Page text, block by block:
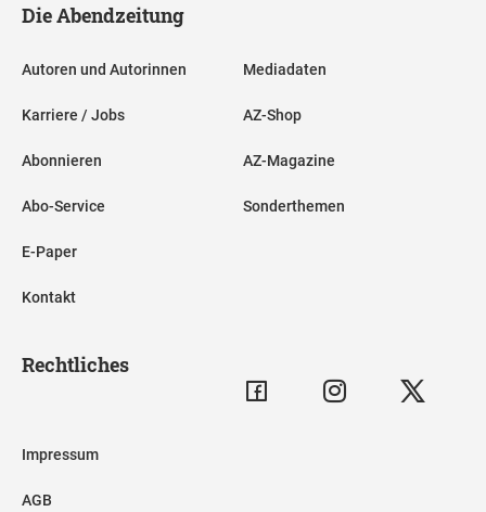
Die Abendzeitung
Autoren und Autorinnen
Karriere / Jobs
Abonnieren
Abo-Service
E-Paper
Kontakt
Mediadaten
AZ-Shop
AZ-Magazine
Sonderthemen
Rechtliches
Impressum
AGB